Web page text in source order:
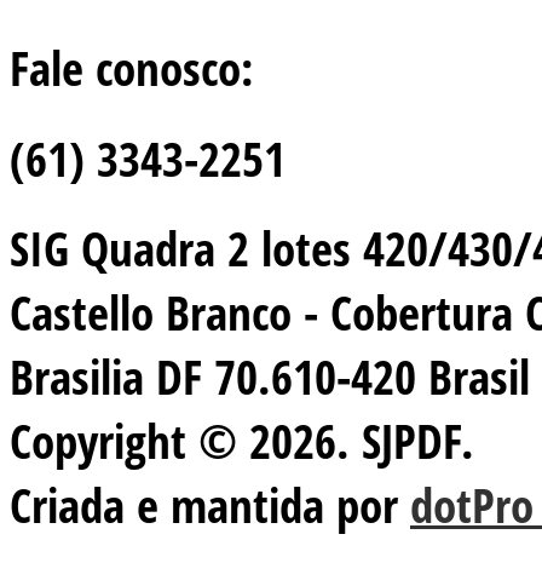
Fale conosco:
(61) 3343-2251
SIG Quadra 2 lotes 420/
Castello Branco - Cobertura
Brasilia DF 70.610-420 Brasil
Copyright © 2026. SJPDF.
Criada e mantida por